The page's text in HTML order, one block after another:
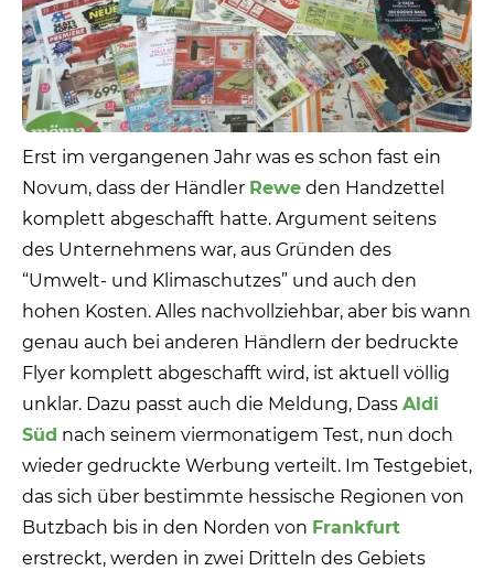
Erst im vergangenen Jahr was es schon fast ein
Novum, dass der Händler Rewe den Handzettel
komplett abgeschafft hatte. Argument seitens
des Unternehmens war, aus Gründen des
“Umwelt- und Klimaschutzes” und auch den
hohen Kosten. Alles nachvollziehbar, aber bis wann
genau auch bei anderen Händlern der bedruckte
Flyer komplett abgeschafft wird, ist aktuell völlig
unklar. Dazu passt auch die Meldung, Dass Aldi
Süd nach seinem viermonatigem Test, nun doch
wieder gedruckte Werbung verteilt. Im Testgebiet,
das sich über bestimmte hessische Regionen von
Butzbach bis in den Norden von Frankfurt
erstreckt, werden in zwei Dritteln des Gebiets